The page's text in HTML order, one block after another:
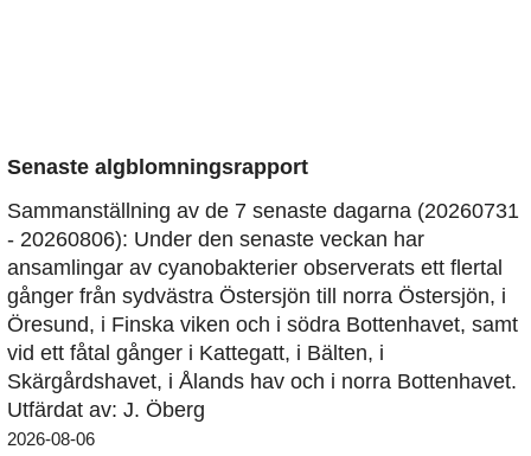
Senaste algblomningsrapport
Sammanställning av de 7 senaste dagarna (20260731
- 20260806): Under den senaste veckan har
ansamlingar av cyanobakterier observerats ett flertal
gånger från sydvästra Östersjön till norra Östersjön, i
Öresund, i Finska viken och i södra Bottenhavet, samt
vid ett fåtal gånger i Kattegatt, i Bälten, i
Skärgårdshavet, i Ålands hav och i norra Bottenhavet.
Utfärdat av: J. Öberg
2026-08-06